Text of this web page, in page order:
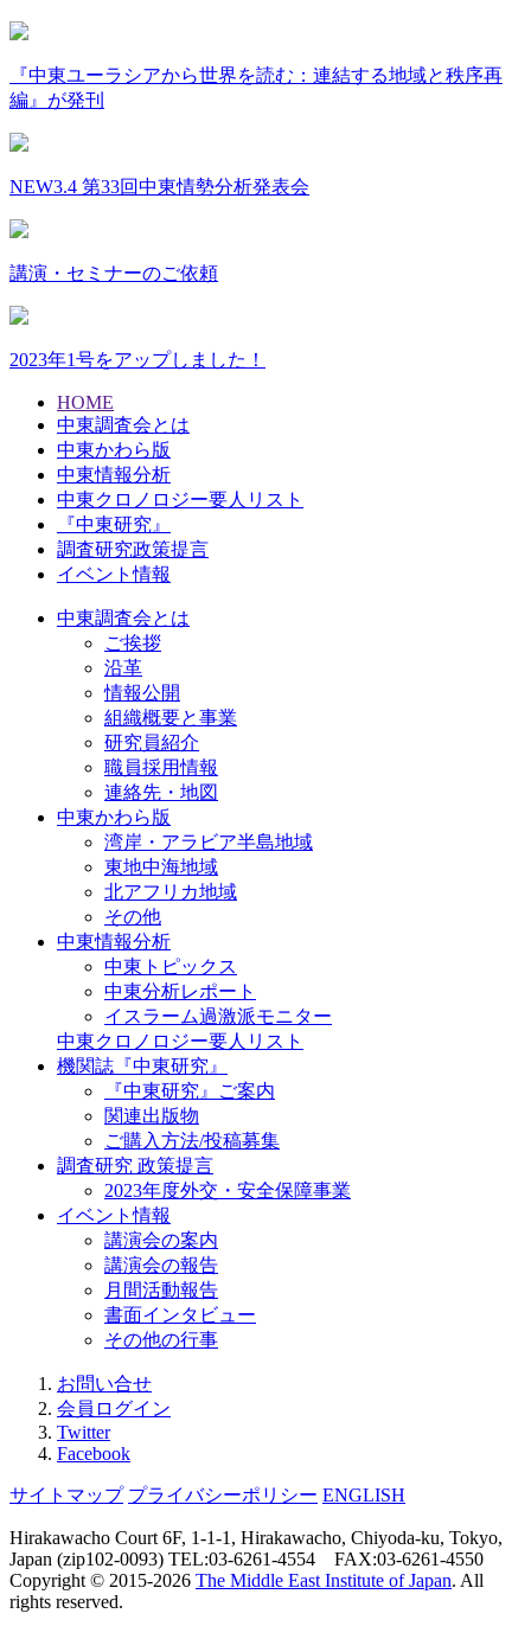
『中東ユーラシアから世界を読む：連結する地域と秩序再
編』が発刊
NEW3.4 第33回中東情勢分析発表会
講演・セミナーのご依頼
2023年1号をアップしました！
HOME
中東調査会とは
中東かわら版
中東情報分析
中東クロノロジー要人リスト
『中東研究』
調査研究政策提言
イベント情報
中東調査会とは
ご挨拶
沿革
情報公開
組織概要と事業
研究員紹介
職員採用情報
連絡先・地図
中東かわら版
湾岸・アラビア半島地域
東地中海地域
北アフリカ地域
その他
中東情報分析
中東トピックス
中東分析レポート
イスラーム過激派モニター
中東クロノロジー要人リスト
機関誌『中東研究』
『中東研究』ご案内
関連出版物
ご購入方法/投稿募集
調査研究 政策提言
2023年度外交・安全保障事業
イベント情報
講演会の案内
講演会の報告
月間活動報告
書面インタビュー
その他の行事
お問い合せ
会員ログイン
Twitter
Facebook
サイトマップ プライバシーポリシー ENGLISH
Hirakawacho Court 6F, 1-1-1, Hirakawacho, Chiyoda-ku, Tokyo,
Japan (zip102-0093) TEL:03-6261-4554 FAX:03-6261-4550
Copyright © 2015-2026 The Middle East Institute of Japan. All
rights reserved.